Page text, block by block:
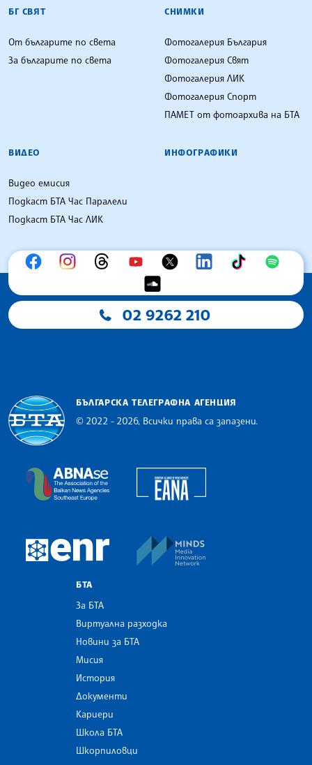
БГ СВЯТ
От българите по света
За българите по света
СНИМКИ
Фотогалерия България
Фотогалерия Свят
Фотогалерия ЛИК
Фотогалерия Спорт
ПАМЕТ от фотоархива на БТА
ВИДЕО
Видео емисия
Подкаст БТА Час Паралели
Подкаст БТА Час ЛИК
ИНФОГРАФИКИ
02 9262 210
БЪЛГАРСКА ТЕЛЕГРАФНА АГЕНЦИЯ
© 2022 - 2026, Всички права са запазени.
The Assocoation of the Balkan News Agencies
European Newsroom
БТА
За БТА
Виртуална разходка
Новини за БТА
Мисия
История
Документи
Кариери
Школа БТА
Шкорпиловци